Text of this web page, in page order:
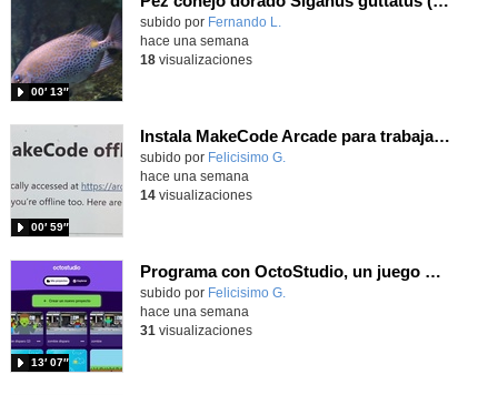
Contenido educativo.
subido por Fernando L.
00′ 13″
hace una semana
18visualizaciones
Instala MakeCode Arcade para trabajar offline en tu tablet, ordenador, Chromebook
Contenido educativo.
subido por Felicisimo G.
00′ 59″
hace una semana
14visualizaciones
Programa con OctoStudio, un juego de disparos contra Zombies con un cargador basado en el House of the dead
Contenido educativo.
subido por Felicisimo G.
13′ 07″
hace una semana
31 visualizaciones